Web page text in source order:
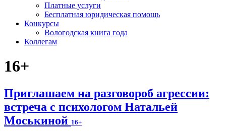
Платные услуги
Бесплатная юридическая помощь
Конкурсы
Вологодская книга года
Коллегам
16+
Приглашаем на разговороб агрессии:
встреча с психологом Натальей
Моськиной 16+